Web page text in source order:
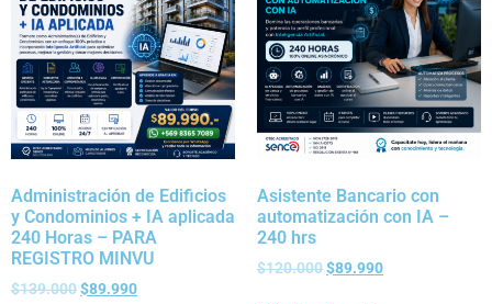
Administración de Edificios
y Condominios + IA aplicada
240 Horas – PARA
REGISTRO MINVU
$139.000$89.990
Asistente Bancario con
automatización con IA –
240 hrs
$120.000$89.990